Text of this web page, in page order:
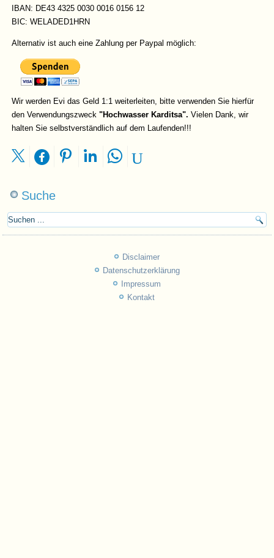
IBAN: DE43 4325 0030 0016 0156 12
BIC: WELADED1HRN
Alternativ ist auch eine Zahlung per Paypal möglich:
Wir werden Evi das Geld 1:1 weiterleiten, bitte verwenden Sie hierfür
den Verwendungszweck "Hochwasser Karditsa". Vielen Dank, wir
halten Sie selbstverständlich auf dem Laufenden!!!
Suche
Disclaimer
Datenschutzerklärung
Impressum
Kontakt